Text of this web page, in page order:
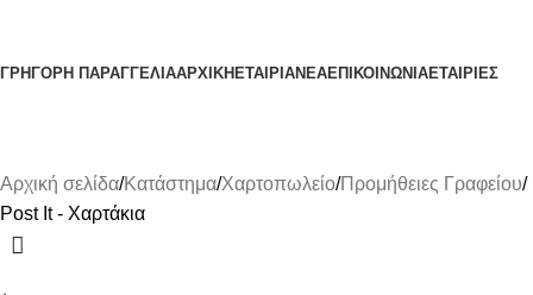
ΓΡΗΓΟΡΗ ΠΑΡΑΓΓΕΛΙΑΑΡΧΙΚΗ ΕΤΑΙΡΙΑΝΕΑΕΠΙΚΟΙΝΩΝΙΑΕΤΑΙΡΙΕΣ
Αρχική σελίδα Κατάστημα Χαρτοπωλείο Προμήθειες Γραφείου
Post It - Χαρτάκια